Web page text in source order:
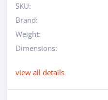
SKU:
Brand:
Weight:
Dimensions:
view all details